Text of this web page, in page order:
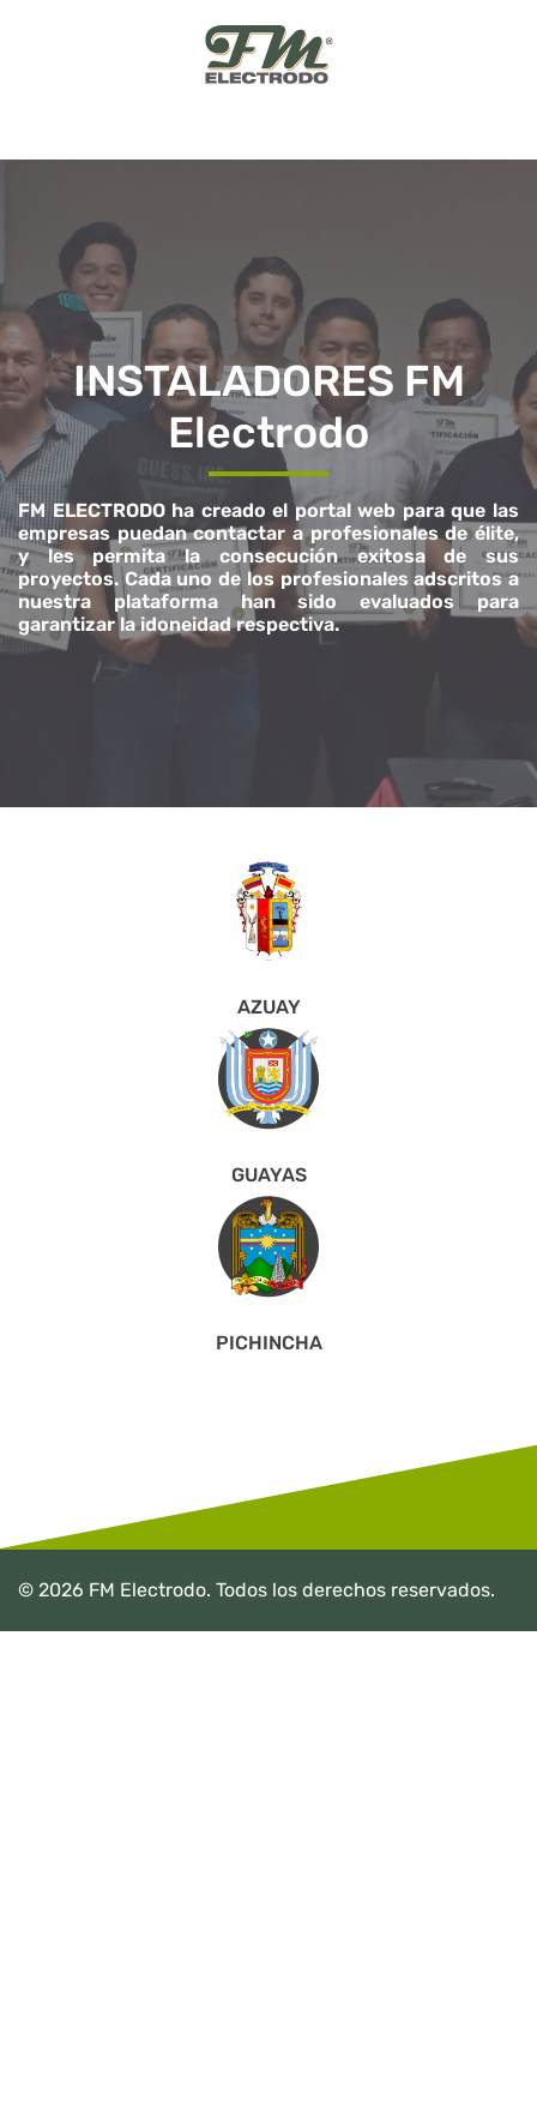
INSTALADORES FM
Electrodo
FM ELECTRODO ha creado el portal web para que las
empresas puedan contactar a profesionales de élite,
y les permita la consecución exitosa de sus
proyectos. Cada uno de los profesionales adscritos a
nuestra plataforma han sido evaluados para
garantizar la idoneidad respectiva.
AZUAY
GUAYAS
PICHINCHA
© 2026 FM Electrodo. Todos los derechos reservados.